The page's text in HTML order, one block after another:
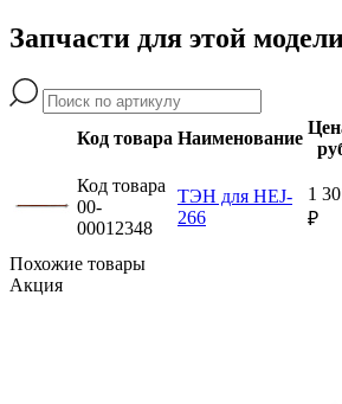
Запчасти для этой
Код товара Наименование
Код товара
00-
00012348
ТЭН для HEJ-
266
1
₽
Похожие товары
Акция